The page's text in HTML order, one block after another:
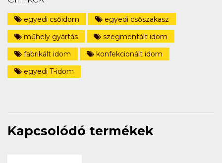
egyedi csőidom
egyedi csőszakasz
műhely gyártás
szegmentált idom
fabrikált idom
konfekcionált idom
egyedi T-idom
Kapcsolódó termékek